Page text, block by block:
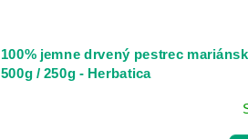
100% jemne drvený pestrec
500g / 250g - Herbatica